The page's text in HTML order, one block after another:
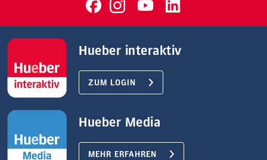
Hueber interaktiv
ZUM LOGIN
Hueber Media
MEHR ERFAHREN